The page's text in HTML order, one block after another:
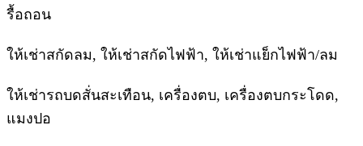
รื้อถอน
ให้เช่าสกัดลม, ให้เช่าสกัดไฟฟ้า, ให้เช่าแย็กไฟฟ้า/ลม
ให้เช่ารถบดสั่นสะเทือน, เครื่องตบ, เครื่องตบกระโดด,
แมงปอ